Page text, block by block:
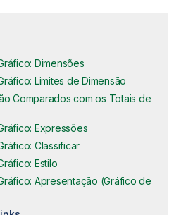
Dimensões
Limites de Dimensão
Comparados com os Totais de
Expressões
Classificar
Estilo
Apresentação (Gráfico de